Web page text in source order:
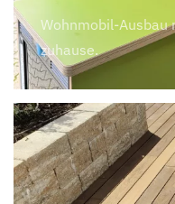
Wohnmobil-Ausbau
zuhause.